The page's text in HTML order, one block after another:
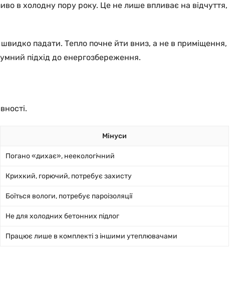
в холодну пору року. Це не лише впливає на відчуття,
швидко падати. Тепло почне йти вниз, а не в приміщення,
підхід до енергозбереження.
Мінуси
Погано «дихає», неекологічний
Крихкий, горючий, потребує захисту
Боїться вологи, потребує пароізоляції
Не для холодних бетонних підлог
Працює лише в комплекті з іншими утеплювачами